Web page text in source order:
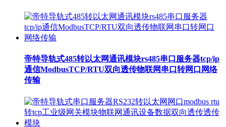
帝特导轨式485转以太网通讯模块rs485串口服务器tcp/ip
通信ModbusTCP/RTU双向透传物联网串口转网口网络
传输